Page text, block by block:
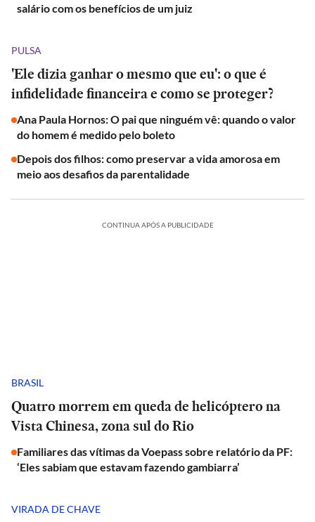
salário com os benefícios de um juiz
PULSA
'Ele dizia ganhar o mesmo que eu': o que é
infidelidade financeira e como se proteger?
Ana Paula Hornos: O pai que ninguém vê: quando o valor
do homem é medido pelo boleto
Depois dos filhos: como preservar a vida amorosa em
meio aos desafios da parentalidade
CONTINUA APÓS A PUBLICIDADE
BRASIL
Quatro morrem em queda de helicóptero na
Vista Chinesa, zona sul do Rio
Familiares das vítimas da Voepass sobre relatório da PF:
‘Eles sabiam que estavam fazendo gambiarra’
VIRADA DE CHAVE